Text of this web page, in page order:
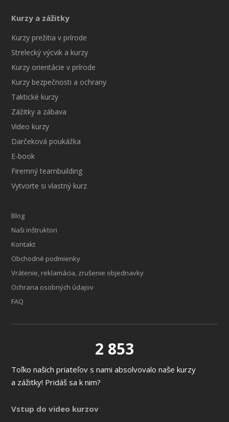
Kurzy a zážitky
Kurzy prežitia v prírode
Strelecký výcvik a kurzy
Kurzy orientácie v prírode
Kurzy bezpečnosti a ochrany
Taktické kurzy
Zážitky a zábava
Video kurzy
Darčeková poukážka
E-book
Firemný teambuilding
Vytvorte si vlastný kurz
Blog
Naši inštruktori
Kontakt
Obchodné podmienky
Vrátenie, reklamácia, zrušenie objednavky
Ochrana osobných údajov
FAQ
2 853
Toľko našich priateľov s nami absolvovalo naše kurzy
a zážitky! Pridáš sa k nim?
Vstup do video kurzov